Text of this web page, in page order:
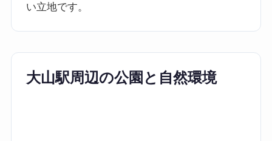
い立地です。
大山駅周辺の公園と自然環境